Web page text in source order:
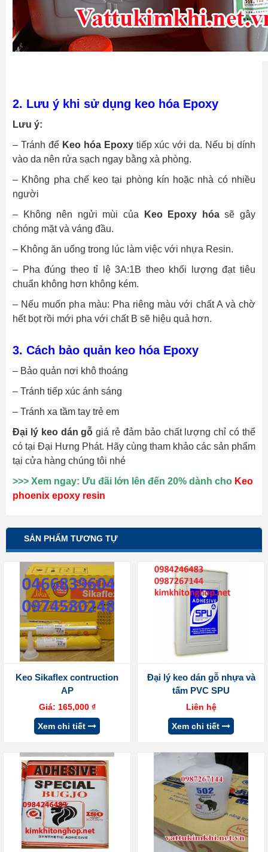
2. Lưu ý khi sử dụng keo hóa Epoxy
Lưu ý:
– Tránh để Keo hóa Epoxytiếp xúc với da. Nếu bị dính
vào da nên rửa sạch ngay bằng xà phòng.
– Không pha chế keo tại phòng kín hoặc nhà có nhiều
người
– Không nên ngửi mùi của
Keo Epoxy hóasẽ gây
chóng mặt và váng đầu.
– Không ăn uống trong lúc làm việc với nhựa Resin.
– Pha đúng theo tỉ lệ 3A:1B theo khối lượng đạt tiêu
chuẩn không hơn không kém.
– Nếu muốn pha màu: Pha riêng màu với chất A và chờ
hết bọt rồi mới pha với chất B sẽ hiệu quả hơn.
3. Cách bảo quản keo hóa Epoxy
– Bảo quản nơi khô thoáng
– Tránh tiếp xúc ánh sáng
– Tránh xa tầm tay trẻ em
Đại lý keo dán gỗ giá rẻ đảm bảo chất lượng chỉ có thể
có tại Đại Hưng Phát. Hãy cùng tham khảo các sản phẩm
tại cửa hàng chúng tôi nhé
>>> Xem ngay: Ưu đãi lớn lên đến 20% dành cho Keo
phoenix epoxy resin
SẢN PHẨM TƯƠNG TỰ
Keo Sikaflex contruction
AP
Giá: 165,000 ₫
Xem chi tiết
Đại lý keo dán gỗ nhựa và
tấm PVC SPU
Liên hệ
Xem chi tiết